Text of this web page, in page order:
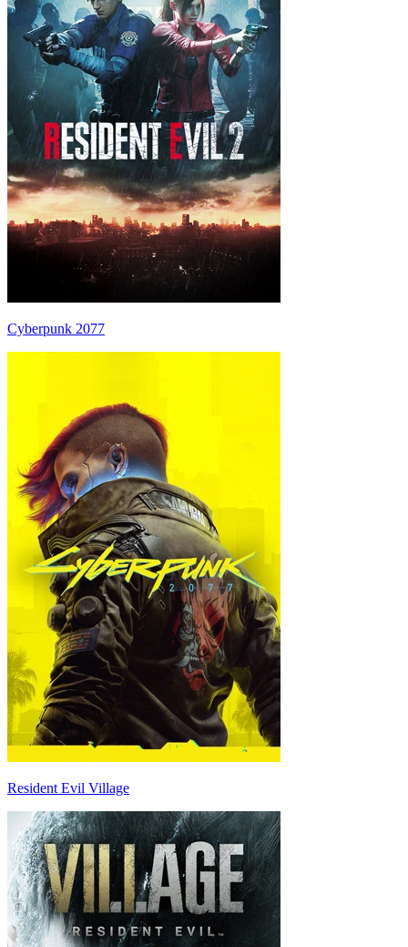
Cyberpunk 2077
Resident Evil Village